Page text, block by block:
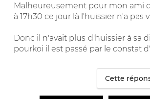
Malheureusement pour mon ami
à 17h30 ce jour là l'huissier n'a pas
Donc il n'avait plus d'huissier à sa
pourkoi il est passé par le constat
Cette